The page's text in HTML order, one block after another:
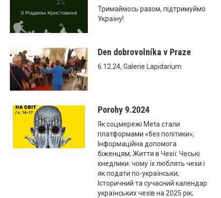
Тримаймось разом, підтримуймо
Україну!
Den dobrovolníka v Praze
6.12.24, Galerie Lapidarium
Porohy 9.2024
Як соцмережі Meta стали
платформами «без політики»;
Інформаційна допомога
біженцям; Життя в Чехії: Чеські
кнедлики: чому їх люблять чехи і
як подати по-українськи;
Історичний та сучасний календар
українських чехів на 2025 рік;